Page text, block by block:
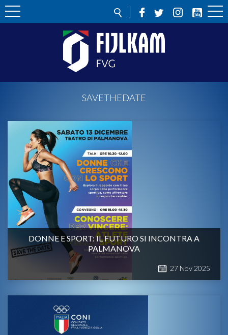
SAVETHEDATE
DONNE E SPORT: IL FUTURO SI INCONTRA A
PALMANOVA
27 Nov 2025